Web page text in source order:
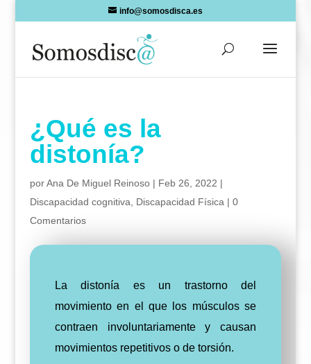
info@somosdisca.es
¿Qué es la
distonía?
porAna De Miguel Reinoso| Feb 26, 2022 |
Discapacidad cognitiva
Discapacidad Física | 0
Comentarios
La distonía es un trastorno del
movimiento en el que los músculos se
contraen involuntariamente y causan
movimientos repetitivos o de torsión.